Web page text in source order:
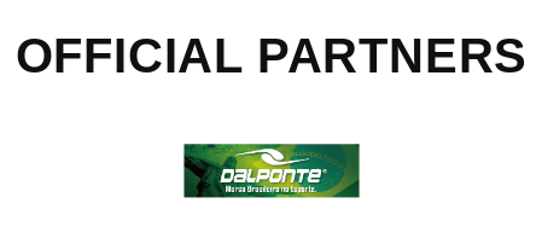
OFFICIAL PARTNERS